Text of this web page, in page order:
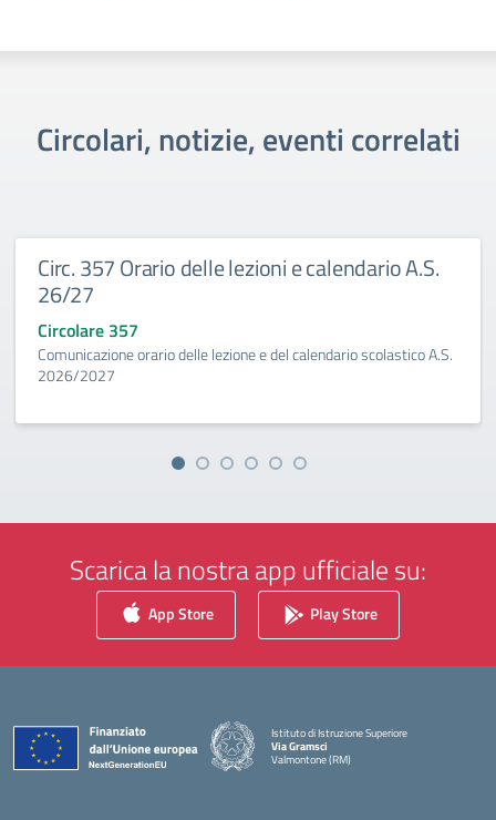
Circolari, notizie, eventi correlati
Circ. 357 Orario delle lezioni e calendario A.S.
26/27
Circolare 357
Comunicazione orario delle lezione e del calendario scolastico A.S.
2026/2027
Scarica la nostra app ufficiale su:
App Store Play Store
Istituto di Istruzione Superiore
Via Gramsci
Valmontone (RM)